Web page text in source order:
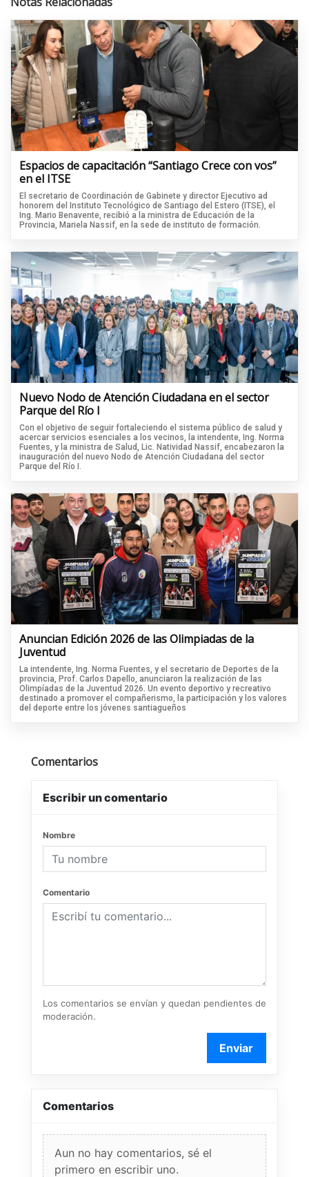
Espacios de capacitación “Santiago Crece con vos”
en el ITSE
El secretario de Coordinación de Gabinete y director Ejecutivo ad
honorem del Instituto Tecnológico de Santiago del Estero (ITSE), el
Ing. Mario Benavente, recibió a la ministra de Educación de la
Provincia, Mariela Nassif, en la sede de instituto de formación.
Nuevo Nodo de Atención Ciudadana en el sector
Parque del Río I
Con el objetivo de seguir fortaleciendo el sistema público de salud y
acercar servicios esenciales a los vecinos, la intendente, Ing. Norma
Fuentes, y la ministra de Salud, Lic. Natividad Nassif, encabezaron la
inauguración del nuevo Nodo de Atención Ciudadana del sector
Parque del Río I.
Anuncian Edición 2026 de las Olimpiadas de la
Juventud
La intendente, Ing. Norma Fuentes, y el secretario de Deportes de la
provincia, Prof. Carlos Dapello, anunciaron la realización de las
Olimpíadas de la Juventud 2026. Un evento deportivo y recreativo
destinado a promover el compañerismo, la participación y los valores
del deporte entre los jóvenes santiagueños
Comentarios
Escribir un comentario
Nombre
Comentario
Los comentarios se envían y quedan pendientes de
moderación.
Enviar
Comentarios
Aun no hay comentarios, sé el
primero en escribir uno.